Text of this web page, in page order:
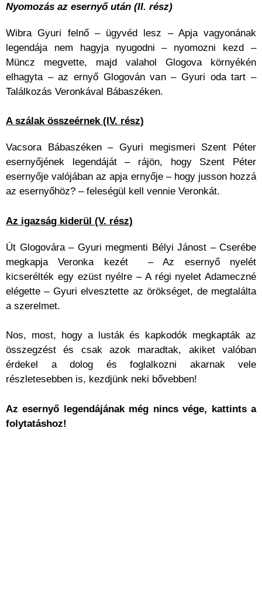
Nyomozás az esernyő után (II. rész)
Wibra Gyuri felnő – ügyvéd lesz – Apja vagyonának
legendája nem hagyja nyugodni – nyomozni kezd –
Müncz megvette, majd valahol Glogova környékén
elhagyta – az ernyő Glogován van – Gyuri oda tart –
Találkozás Veronkával Bábaszéken.
A szálak összeérnek (IV. rész)
Vacsora Bábaszéken – Gyuri megismeri Szent Péter
esernyőjének legendáját – rájön, hogy Szent Péter
esernyője valójában az apja ernyője – hogy jusson hozzá
az esernyőhöz? – feleségül kell vennie Veronkát.
Az igazság kiderül (V. rész)
Út Glogovára – Gyuri megmenti Bélyi Jánost – Cserébe
megkapja Veronka kezét – Az esernyő nyelét
kicserélték egy ezüst nyélre – A régi nyelet Adameczné
elégette – Gyuri elvesztette az örökséget, de megtalálta
a szerelmet.
Nos, most, hogy a lusták és kapkodók megkapták az
összegzést és csak azok maradtak, akiket valóban
érdekel a dolog és foglalkozni akarnak vele
részletesebben is, kezdjünk neki bővebben!
Az esernyő legendájának még nincs vége, kattints a
folytatáshoz!